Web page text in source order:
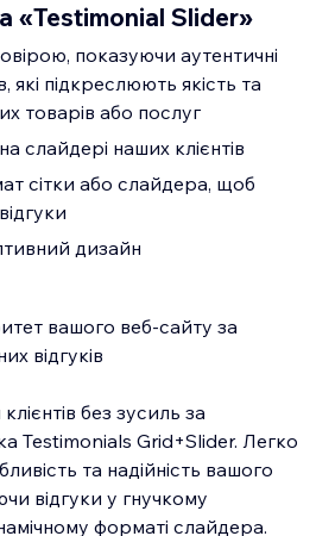
«Testimonial Slider»
показуючи аутентичні
які підкреслюють якість та
товарів або послуг
слайдері наших клієнтів
сітки або слайдера, щоб
дизайн
вашого веб-сайту за
відгуків
без зусиль за
Testimonials Grid+Slider. Легко
та надійність вашого
відгуки у гнучкому
форматі слайдера.